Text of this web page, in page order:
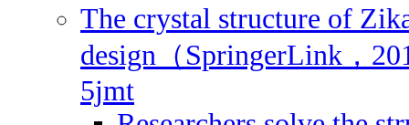
The crystal structure of
design（SpringerLink，
5jmt